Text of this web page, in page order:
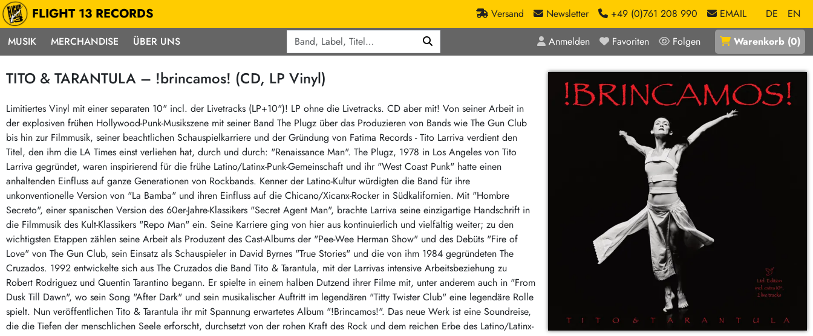
FLIGHT 13 RECORDS Versand Newsletter +49 (0)761 208 990 EMAIL DE
EN
MUSIK
Musik
Alle Neuheiten
Pre-Order
Highlights
Exklusiv & Limitiert
Neu auf Lager
Sonderangebote
Midprice
Mehr…
deutschsprachig
Soundtracks
LP Hüllen, Zubehör
Bücher, Fanzines etc.
Punk / HC
Hardcore
Emo
Postpunk / New Wave
Punkrock
60s / Garage
Beat / Surf
60s / Garage / R´n´R
Gitarre
Indierock / Psychedelic
Vintage-Rock / Metal
Post-Rock / Folk
Rock / Pop
Electronic
Neoklassik
Abstract / Ambient
Electronic Goods
Reggae/Ska
Soul / Exotica / Jazz
Ska
Hiphop
Reggae / Dub
Crazysane Günstiger
Fuzzorama günstiger
Tapete Records günstiger
Sunny Sunny Bastards Summer 26
Warner Rockerwochen
Universal Vinyl Günstig
International Anthem Sommer 2026
BMG Aktion
Music on Vinyl-Aktion
375 Aktion Vinyl Q3 2026
Clouds Hill & Broken Silence-Sommer-Aktion
RSD 2026
MERCHANDISE ÜBER UNS Anmelden Favoriten Folgen Warenkorb (0)
TITO & TARANTULA – !brincamos! (CD, LP Vinyl)
Limitiertes Vinyl mit einer separaten 10" incl. der Livetracks (LP+10")! LP ohne die Livetracks. CD aber mit! Von seiner Arbeit in
der explosiven frühen Hollywood-Punk-Musikszene mit seiner Band The Plugz über das Produzieren von Bands wie The Gun Club
bis hin zur Filmmusik, seiner beachtlichen Schauspielkarriere und der Gründung von Fatima Records - Tito Larriva verdient den
Titel, den ihm die LA Times einst verliehen hat, durch und durch: "Renaissance Man". The Plugz, 1978 in Los Angeles von Tito
Larriva gegründet, waren inspirierend für die frühe Latino/Latinx-Punk-Gemeinschaft und ihr "West Coast Punk" hatte einen
anhaltenden Einfluss auf ganze Generationen von Rockbands. Kenner der Latino-Kultur würdigten die Band für ihre
unkonventionelle Version von "La Bamba" und ihren Einfluss auf die Chicano/Xicanx-Rocker in Südkalifornien. Mit "Hombre
Secreto", einer spanischen Version des 60er-Jahre-Klassikers "Secret Agent Man", brachte Larriva seine einzigartige Handschrift in
die Filmmusik des Kult-Klassikers "Repo Man" ein. Seine Karriere ging von hier aus kontinuierlich und vielfältig weiter; zu den
wichtigsten Etappen zählen seine Arbeit als Produzent des Cast-Albums der "Pee-Wee Herman Show" und des Debüts "Fire of
Love" von The Gun Club, sein Einsatz als Schauspieler in David Byrnes "True Stories" und die von ihm 1984 gegründeten The
Cruzados. 1992 entwickelte sich aus The Cruzados die Band Tito & Tarantula, mit der Larrivas intensive Arbeitsbeziehung zu
Robert Rodriguez und Quentin Tarantino begann. Er spielte in einem halben Dutzend ihrer Filme mit, unter anderem auch in "From
Dusk Till Dawn", wo sein Song "After Dark" und sein musikalischer Auftritt im legendären "Titty Twister Club" eine legendäre Rolle
spielt. Nun veröffentlichen Tito & Tarantula ihr mit Spannung erwartetes Album "!Brincamos!". Das neue Werk ist eine Soundreise,
die die Tiefen der menschlichen Seele erforscht, durchsetzt von der rohen Kraft des Rock und dem reichen Erbe des Latino/Latinx-